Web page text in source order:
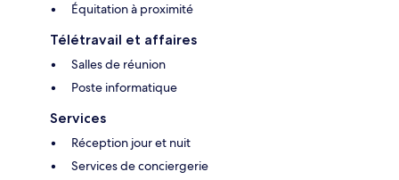
Équitation à proximité
Télétravail et affaires
Salles de réunion
Poste informatique
Services
Réception jour et nuit
Services de conciergerie